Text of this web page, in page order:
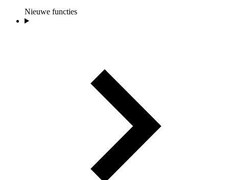
Nieuwe functies